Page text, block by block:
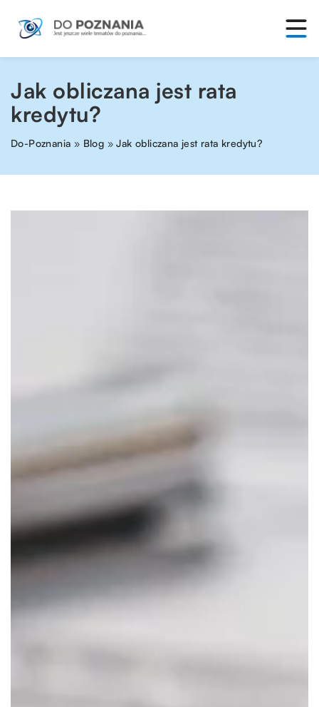
Jak obliczana jest rata
kredytu?
Do-Poznania » Blog »Jak obliczana jest rata kredytu?